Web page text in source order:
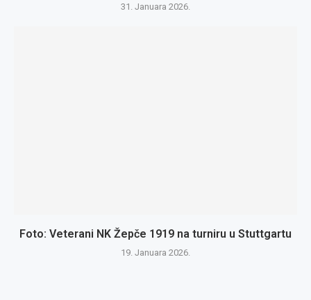
31. Januara 2026.
Foto: Veterani NK Žepče 1919 na turniru u Stuttgartu
19. Januara 2026.